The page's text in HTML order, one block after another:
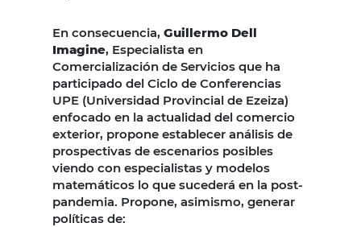
En consecuencia, Guillermo Dell
Imagine, Especialista en
Comercialización de Servicios que ha
participado del Ciclo de Conferencias
UPE (Universidad Provincial de Ezeiza)
enfocado en la actualidad del comercio
exterior, propone establecer análisis de
prospectivas de escenarios posibles
viendo con especialistas y modelos
matemáticos lo que sucederá en la post-
pandemia. Propone, asimismo, generar
políticas de: